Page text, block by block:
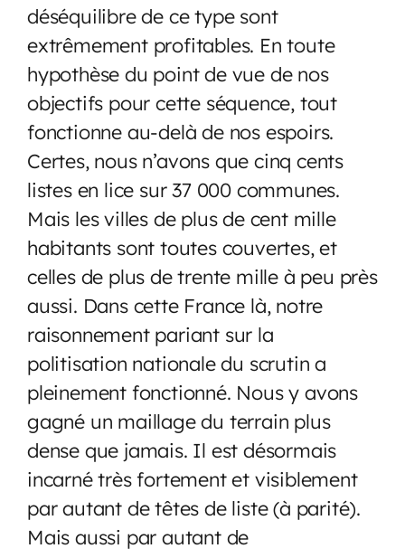
déséquilibre de ce type sont
extrêmement profitables. En toute
hypothèse du point de vue de nos
objectifs pour cette séquence, tout
fonctionne au-delà de nos espoirs.
Certes, nous n’avons que cinq cents
listes en lice sur 37 000 communes.
Mais les villes de plus de cent mille
habitants sont toutes couvertes, et
celles de plus de trente mille à peu près
aussi. Dans cette France là, notre
raisonnement pariant sur la
politisation nationale du scrutin a
pleinement fonctionné. Nous y avons
gagné un maillage du terrain plus
dense que jamais. Il est désormais
incarné très fortement et visiblement
par autant de têtes de liste (à parité).
Mais aussi par autant de